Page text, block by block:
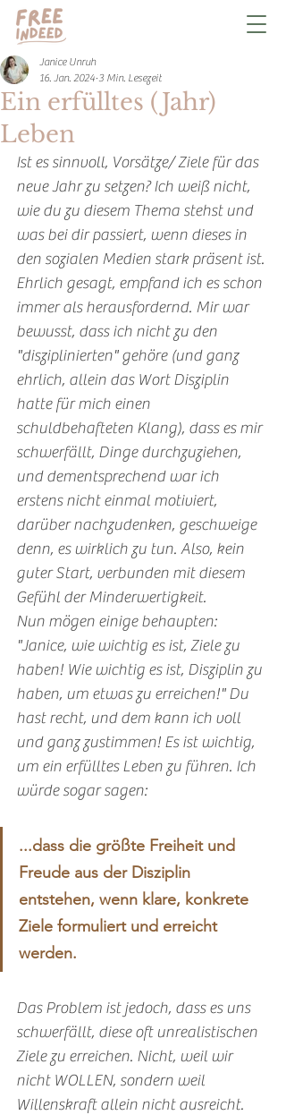
Ein erfülltes (Jahr)
Leben
Janice Unruh
16. Jan. 2024 3 Min. Lesezeit
Ist es sinnvoll, Vorsätze/ Ziele für das
neue Jahr zu setzen? Ich weiß nicht,
wie du zu diesem Thema stehst und
was bei dir passiert, wenn dieses in
den sozialen Medien stark präsent ist.
Ehrlich gesagt, empfand ich es schon
immer als herausfordernd. Mir war
bewusst, dass ich nicht zu den
"disziplinierten" gehöre (und ganz
ehrlich, allein das Wort Disziplin
hatte für mich einen
schuldbehafteten Klang), dass es mir
schwerfällt, Dinge durchzuziehen,
und dementsprechend war ich
erstens nicht einmal motiviert,
darüber nachzudenken, geschweige
denn, es wirklich zu tun. Also, kein
guter Start, verbunden mit diesem
Gefühl der Minderwertigkeit.
Nun mögen einige behaupten:
"Janice, wie wichtig es ist, Ziele zu
haben! Wie wichtig es ist, Disziplin zu
haben, um etwas zu erreichen!" Du
hast recht, und dem kann ich voll
und ganz zustimmen! Es ist wichtig,
um ein erfülltes Leben zu führen. Ich
würde sogar sagen:
...dass die größte Freiheit und
Freude aus der Disziplin
entstehen, wenn klare, konkrete
Ziele formuliert und erreicht
werden.
Das Problem ist jedoch, dass es uns
schwerfällt, diese oft unrealistischen
Ziele zu erreichen. Nicht, weil wir
nicht WOLLEN, sondern weil
Willenskraft allein nicht ausreicht.